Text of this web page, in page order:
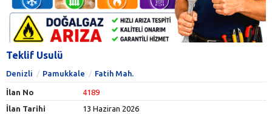
Teklif Usulü
Denizli Pamukkale Fatih Mah.
İlan No
4189
İlan Tarihi
13 Haziran 2026